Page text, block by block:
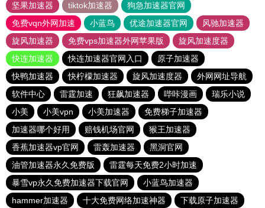
坚果加速器
tiktok加速器
狗急加速器官网
免费vqn外网加速
小蓝鸟 优途加速器官网
风驰加速器
旋风加速器
免费vps加速器外网苹果版
旋风加速度器
快连加速器
快连加速器官网入口
原子加速器
快鸭加速器
快柠檬加速器 旋风加速度器
外网网址导航
软件中心
雷霆加速 狂飙加速器 哔咔漫画
瑞乐小说
小美
小美vpn 小美加速器
免费梯子加速器
加速器哪个好用
赔钱机场官网
猴王加速器
香蕉加速器vp官网
雷轰加速器
黑洞官网
油管加速器永久免费版
雷霆每天免费2小时加速
暴雪vp永久免费加速器下载官网
小蓝鸟加速器
hammer加速器
十大免费网络加速神器 下载原子加速器